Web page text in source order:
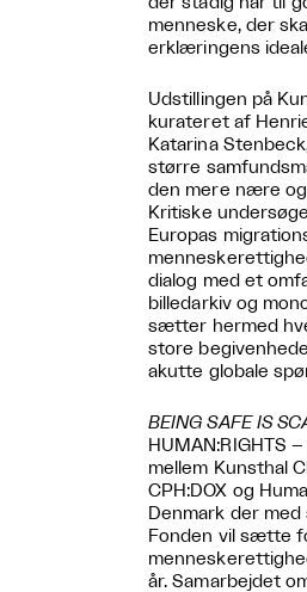
menneske, der
erklæringens
Udstillingen på
kurateret af
Katarina
større
den mere nære
Kritiske
Europas
dialog med et
billedarkiv og
sætter hermed
store
akutte globale
BEING SAFE IS
HUMAN:RIGHTS
mellem Kunsthal
CPH:DOX og
Denmark der
Fonden vil sætte
år. Samarbejdet